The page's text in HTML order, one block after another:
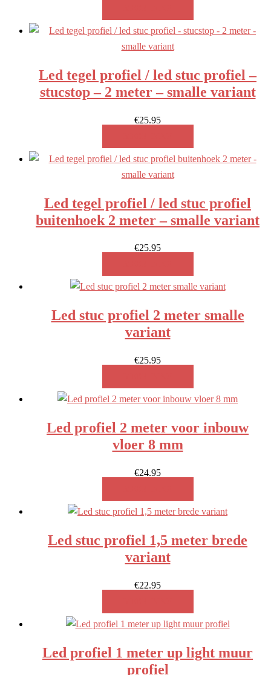
Led tegel profiel / led stuc profiel –
stucstop – 2 meter – smalle variant
€25.95
Led tegel profiel / led stuc profiel
buitenhoek 2 meter – smalle variant
€25.95
Led stuc profiel 2 meter smalle
variant
€25.95
Led profiel 2 meter voor inbouw
vloer 8 mm
€24.95
Led stuc profiel 1,5 meter brede
variant
€22.95
Led profiel 1 meter up light muur
profiel